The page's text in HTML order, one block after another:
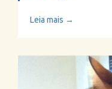
Leia mais →